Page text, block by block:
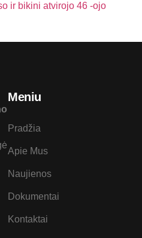
ir bikini atvirojo 46 -ojo
Meniu
Pradžia
Apie Mus
Naujienos
Dokumentai
Kontaktai